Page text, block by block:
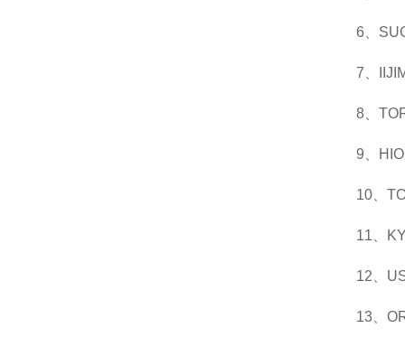
6、
7、
8、
9、
10、
11、
12、
13、